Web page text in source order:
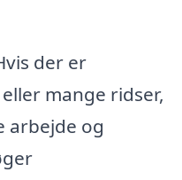
der er
mange ridser,
arbejde og